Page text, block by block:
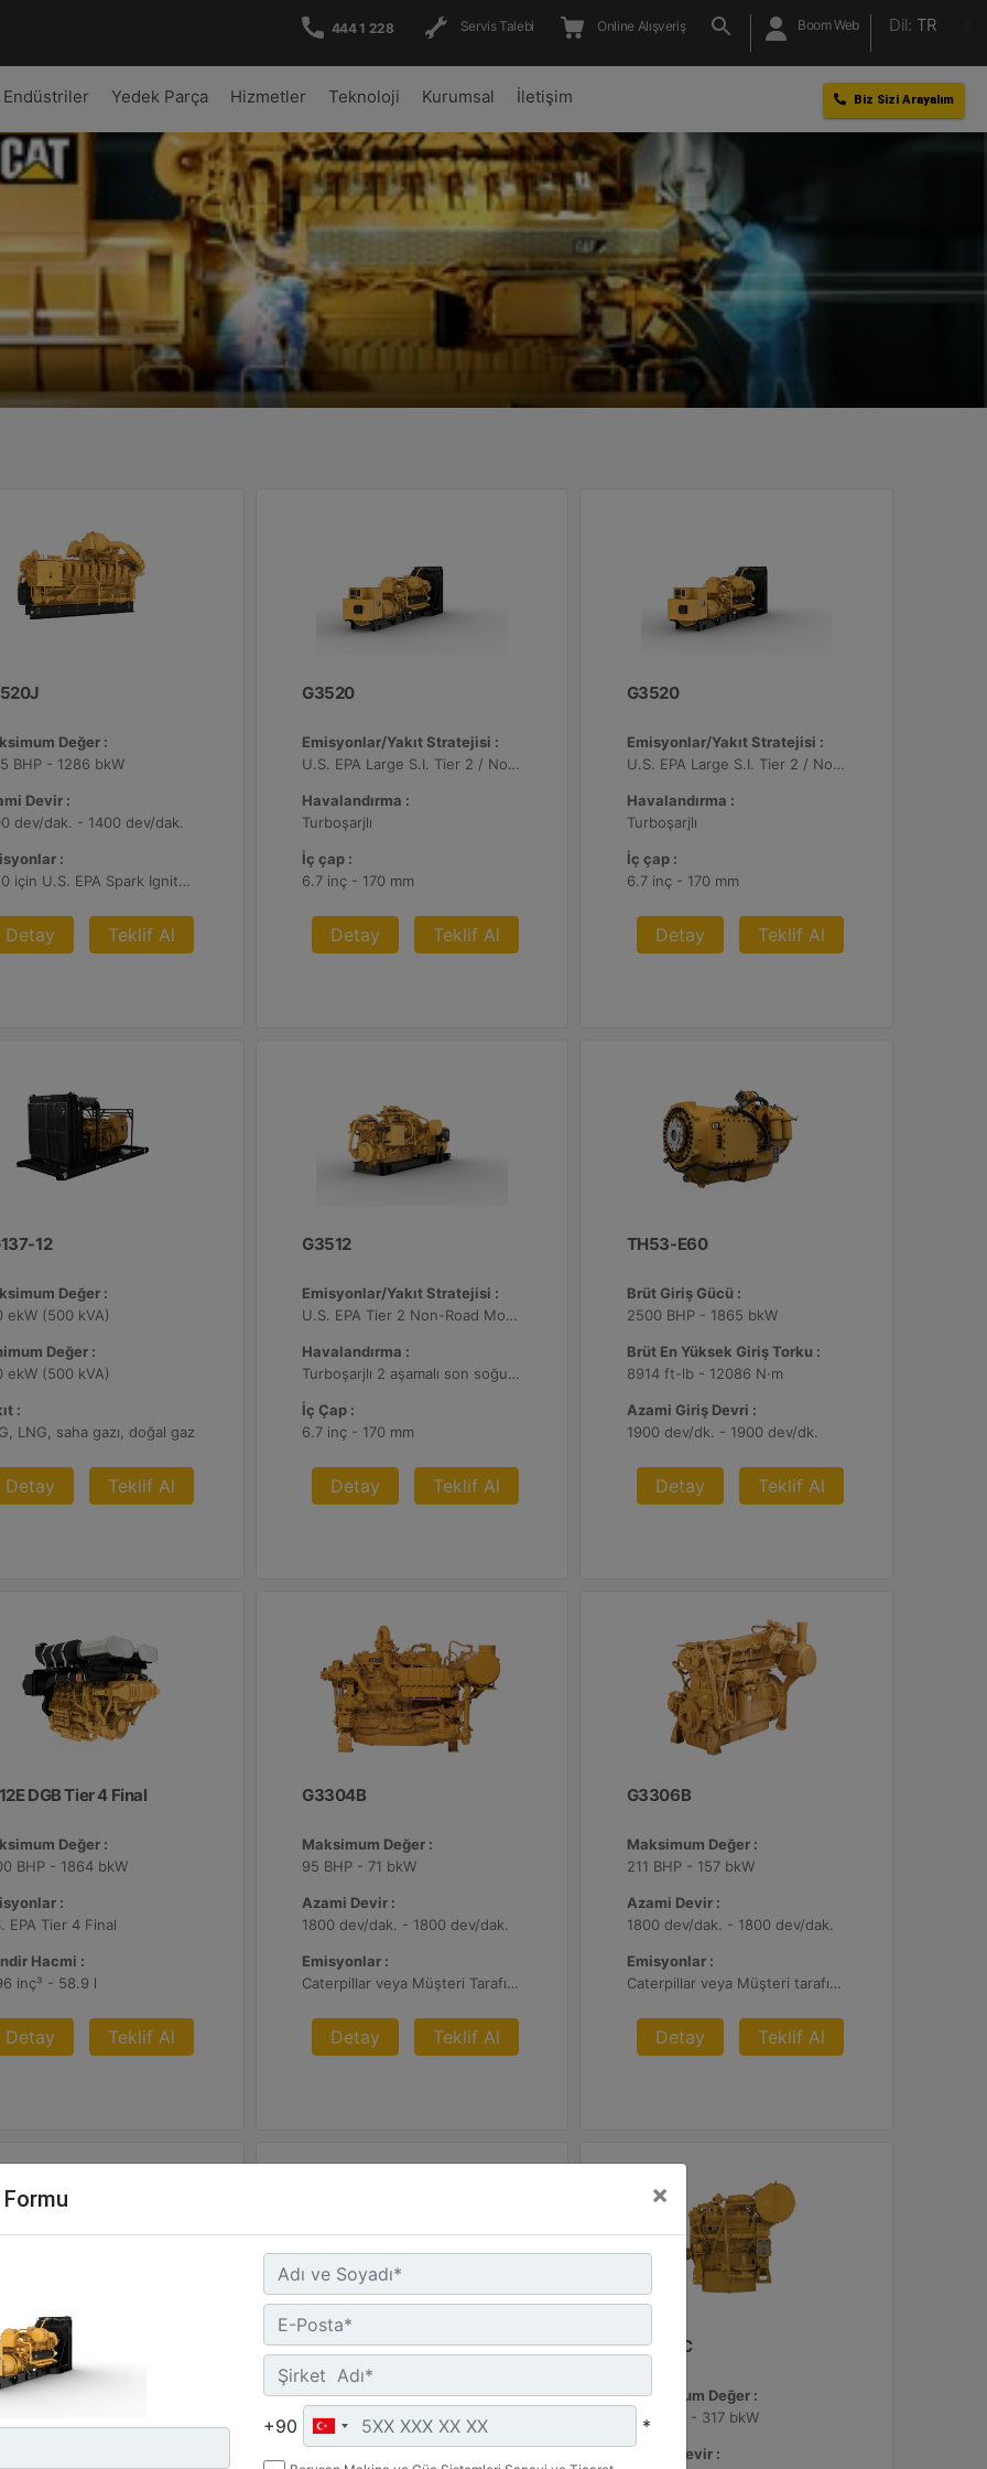
444 1 228 Servis Talebi Online Alışveriş Boom Web Dil: TR
Endüstriler Yedek Parça Hizmetler Teknoloji Kurumsal İletişim Biz Sizi Arayalım
Değer :
BHP - 1286 bkW
Devir :
dev/dak. - 1400 dev/dak.
:
2010 için U.S. EPA Spark Ignited Stationary NSPS emisyonlar
Detay Teklif Al
G3520
Emisyonlar/Yakıt Stratejisi :
U.S. EPA Large S.I. Tier 2 / Non-Road Mobile Sertifikalı
Havalandırma :
Turboşarjlı
İç çap :
6.7 inç - 170 mm
Detay Teklif Al
G3520
Emisyonlar/Yakıt Stratejisi :
U.S. EPA Large S.I. Tier 2 / Non-Road Mobile Sertifikalı
Havalandırma :
Turboşarjlı
İç çap :
6.7 inç - 170 mm
Detay Teklif Al
12
Değer :
ekW (500 kVA)
Değer :
ekW (500 kVA)
:
LNG, saha gazı, doğal gaz
Detay Teklif Al
G3512
Emisyonlar/Yakıt Stratejisi :
U.S. EPA Tier 2 Non-Road Mobile
Havalandırma :
Turboşarjlı 2 aşamalı son soğutmalı
İç Çap :
6.7 inç - 170 mm
Detay Teklif Al
TH53-E60
Brüt Giriş Gücü :
2500 BHP - 1865 bkW
Brüt En Yüksek Giriş Torku :
8914 ft-lb - 12086 N·m
Azami Giriş Devri :
1900 dev/dk. - 1900 dev/dk.
Detay Teklif Al
DGB Tier 4 Final
Değer :
BHP - 1864 bkW
:
EPA Tier 4 Final
Hacmi :
inç³ - 58.9 l
Detay Teklif Al
G3304B
Maksimum Değer :
95 BHP - 71 bkW
Azami Devir :
1800 dev/dak. - 1800 dev/dak.
Emisyonlar :
Caterpillar veya Müşteri Tarafından Sağlanan AFRC ve Müşteri Tarafından Sağlanan Atık Arıtma ile NSPS Saha Uyumluluğuna Sahiptir, 0,5 ve 1,0 g/bhp-sa. NOx
Detay Teklif Al
G3306B
Maksimum Değer :
211 BHP - 157 bkW
Azami Devir :
1800 dev/dak. - 1800 dev/dak.
Emisyonlar :
Caterpillar veya Müşteri tarafından sağlanan AFRC ve Atık Arıtma ile 0,1 g ve 0,5 g/bhp-sa. NOx
Detay Teklif Al
Değer :
G3408
Maksimum Değer :
400 BHP - 298 bkW
G3408C
Maksimum Değer :
425 BHP - 317 bkW
Azami Devir :
×
+90 *